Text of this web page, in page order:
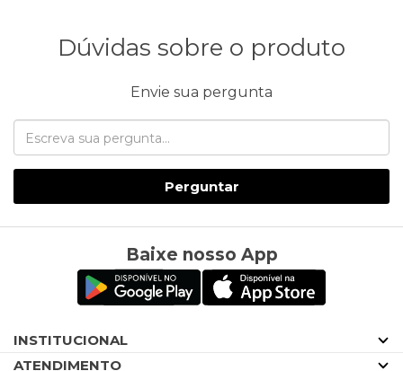
Dúvidas sobre o produto
Envie sua pergunta
Perguntar
Baixe nosso App
INSTITUCIONAL
ATENDIMENTO